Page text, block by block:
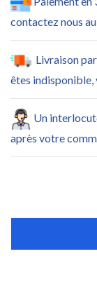
contactez nous
Livraison
êtes indisponible,
Un
après votre